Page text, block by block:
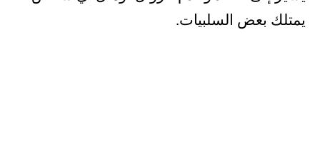
يمتلك بعض السلبيات.